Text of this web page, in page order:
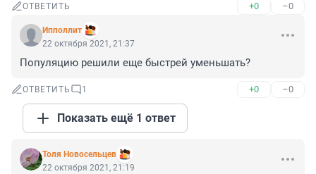
ОТВЕТИТЬ +0 –0
Ипполлит
22 октября 2021, 21:37
Популяцию решили еще быстрей уменьшать?
ОТВЕТИТЬ 1 +0 –0
Показать ещё 1 ответ
Толя Новосельцев
22 октября 2021, 21:19